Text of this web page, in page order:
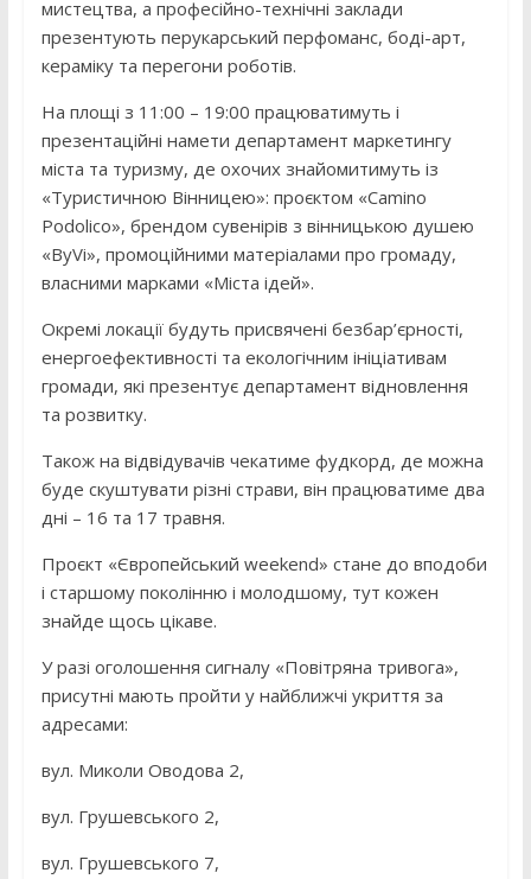
мистецтва, а професійно-технічні заклади
презентують перукарський перфоманс, боді-арт,
кераміку та перегони роботів.
На площі з 11:00 – 19:00 працюватимуть і
презентаційні намети департамент маркетингу
міста та туризму, де охочих знайомитимуть із
«Туристичною Вінницею»: проєктом «Camino
Podolico», брендом сувенірів з вінницькою душею
«ByVi», промоційними матеріалами про громаду,
власними марками «Міста ідей».
Окремі локації будуть присвячені безбар’єрності,
енергоефективності та екологічним ініціативам
громади, які презентує департамент відновлення
та розвитку.
Також на відвідувачів чекатиме фудкорд, де можна
буде скуштувати різні страви, він працюватиме два
дні – 16 та 17 травня.
Проєкт «Європейський weekend» стане до вподоби
і старшому поколінню і молодшому, тут кожен
знайде щось цікаве.
У разі оголошення сигналу «Повітряна тривога»,
присутні мають пройти у найближчі укриття за
адресами:
вул. Миколи Оводова 2,
вул. Грушевського 2,
вул. Грушевського 7,